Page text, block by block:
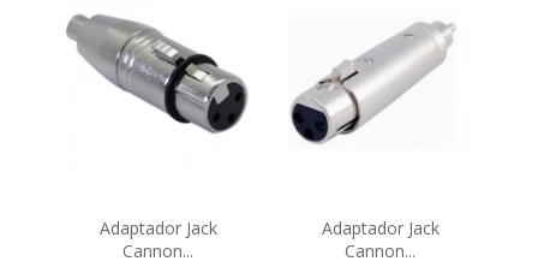
Adaptador Jack
Cannon...
Adaptador Jack
Cannon...